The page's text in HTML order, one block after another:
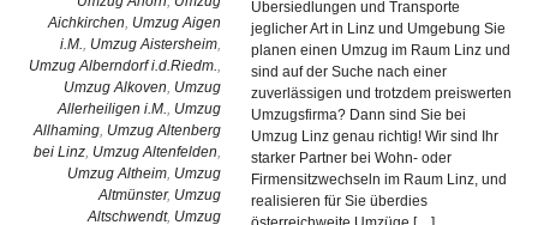
Aichkirchen, Umzug Aigen
i.M., Umzug Aistersheim,
Umzug Alberndorf i.d.Riedm.,
Umzug Alkoven, Umzug
Allerheiligen i.M., Umzug
Allhaming, Umzug Altenberg
bei Linz, Umzug Altenfelden,
Umzug Altheim, Umzug
Altmünster, Umzug
Altschwendt, Umzug
Übersiedlungen und Transporte
jeglicher Art in Linz und Umgebung Sie
planen einen Umzug im Raum Linz und
sind auf der Suche nach einer
zuverlässigen und trotzdem preiswerten
Umzugsfirma? Dann sind Sie bei
Umzug Linz genau richtig! Wir sind Ihr
starker Partner bei Wohn- oder
Firmensitzwechseln im Raum Linz, und
realisieren für Sie überdies